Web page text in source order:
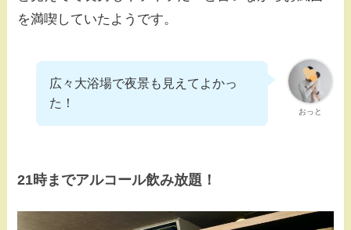
を満喫していたようです。
おっと
広々大浴場で夜景も見えてよかっ
た！
21時までアルコール飲み放題！